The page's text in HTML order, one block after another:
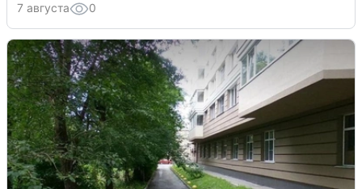
7 августа 0